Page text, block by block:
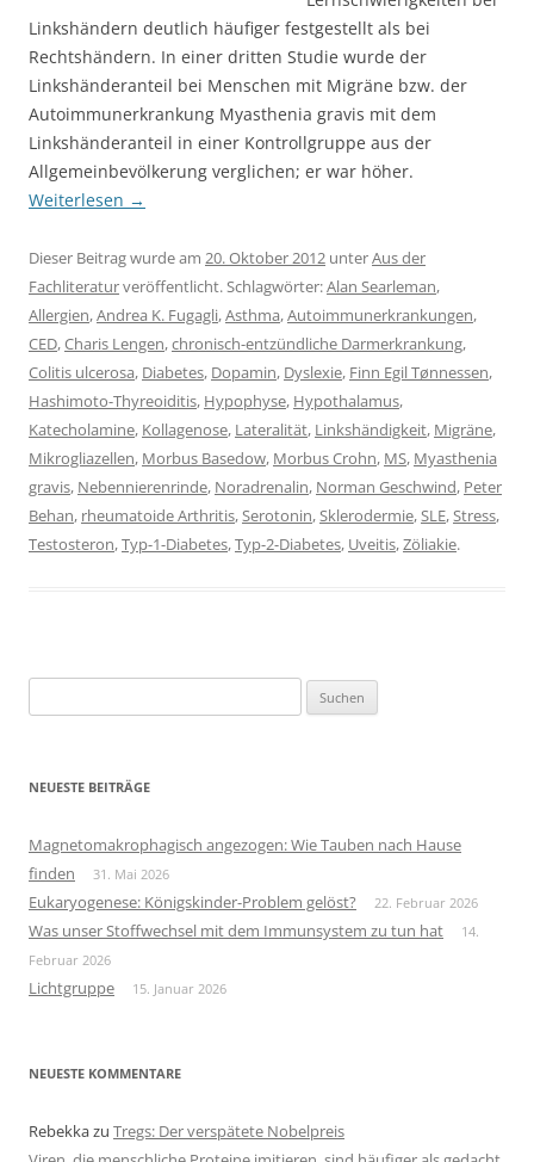
Linkshändern deutlich häufiger festgestellt als bei
Rechtshändern. In einer dritten Studie wurde der
Linkshänderanteil bei Menschen mit Migräne bzw. der
Autoimmunerkrankung Myasthenia gravis mit dem
Linkshänderanteil in einer Kontrollgruppe aus der
Allgemeinbevölkerung verglichen; er war höher.
Weiterlesen →
Dieser Beitrag wurde am 20. Oktober 2012 unterAus der
Fachliteraturveröffentlicht. Schlagwörter:Alan Searleman,
Allergien,Andrea K. Fugagli,Asthma,Autoimmunerkrankungen,
CED,Charis Lengen,chronisch-entzündliche Darmerkrankung,
Colitis ulcerosa, Diabetes, Dopamin, Dyslexie, Finn Egil Tønnessen,
Hashimoto-Thyreoiditis, Hypophyse, Hypothalamus,
Katecholamine, Kollagenose, Lateralität, Linkshändigkeit, Migräne,
Mikrogliazellen, Morbus Basedow, Morbus Crohn, MS, Myasthenia
gravis, Nebennierenrinde, Noradrenalin, Norman Geschwind, Peter
Behan, rheumatoide Arthritis,Serotonin,Sklerodermie,SLE,Stress,
Testosteron,Typ-1-Diabetes,Typ-2-Diabetes, Uveitis,Zöliakie.
nach:
NEUESTE BEITRÄGE
Magnetomakrophagisch angezogen: Wie Tauben nach Hause
finden
31. Mai 2026
Eukaryogenese: Königskinder-Problem gelöst? 22. Februar 2026
Was unser Stoffwechsel mit dem Immunsystem zu tun hat
14.
Februar 2026
Lichtgruppe 15. Januar 2026
NEUESTE KOMMENTARE
Rebekkazu Tregs: Der verspätete Nobelpreis